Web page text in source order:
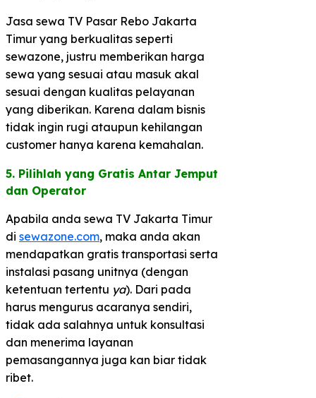
Jasa sewa TV Pasar Rebo Jakarta
Timur yang berkualitas seperti
sewazone, justru memberikan harga
sewa yang sesuai atau masuk akal
sesuai dengan kualitas pelayanan
yang diberikan. Karena dalam bisnis
tidak ingin rugi ataupun kehilangan
customer hanya karena kemahalan.
5. Pilihlah yang Gratis Antar Jemput
dan Operator​
Apabila anda sewa TV Jakarta Timur
di sewazone.com, maka anda akan
mendapatkan gratis transportasi serta
instalasi pasang unitnya (dengan
ketentuan tertentu ya). Dari pada
harus mengurus acaranya sendiri,
tidak ada salahnya untuk konsultasi
dan menerima layanan
pemasangannya juga kan biar tidak
ribet.